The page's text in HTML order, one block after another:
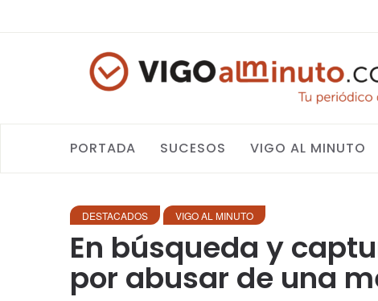
PORTADA SUCESOS VIGO AL MINUTO
DESTACADOS VIGO AL MINUTO
En búsqueda y
por abusar de una